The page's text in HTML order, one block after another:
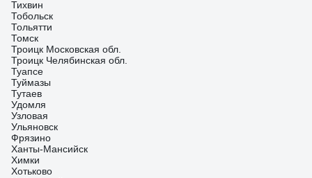
Тихвин
Тобольск
Тольятти
Томск
Троицк Московская обл.
Троицк Челябинская обл.
Туапсе
Туймазы
Тутаев
Удомля
Узловая
Ульяновск
Фрязино
Ханты-Мансийск
Химки
Хотьково